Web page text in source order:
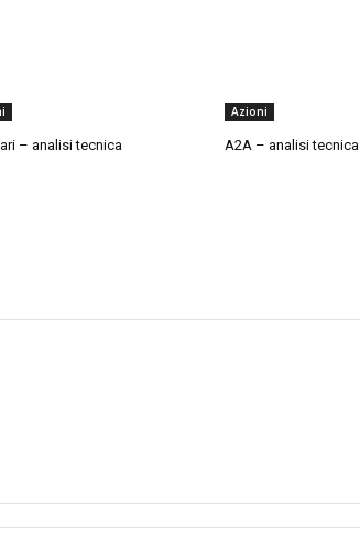
– analisi tecnica
Azioni
A2A – analisi tecnica